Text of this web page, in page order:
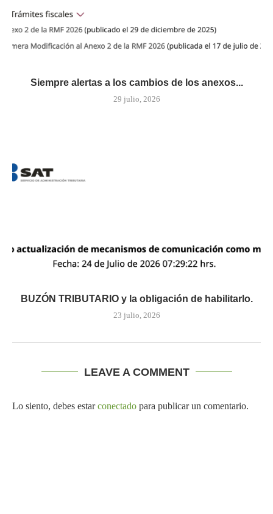
Siempre alertas a los cambios de los anexos...
29 julio, 2026
BUZÓN TRIBUTARIO y la obligación de habilitarlo.
23 julio, 2026
LEAVE A COMMENT
Lo siento, debes estarconectado para publicar un comentario.